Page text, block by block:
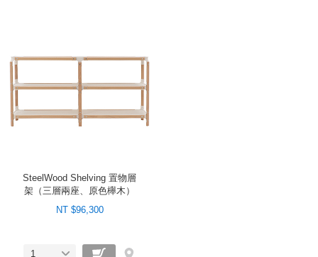
SteelWood Shelving 置物層
架（三層兩座、原色櫸木）
NT $96,300
1